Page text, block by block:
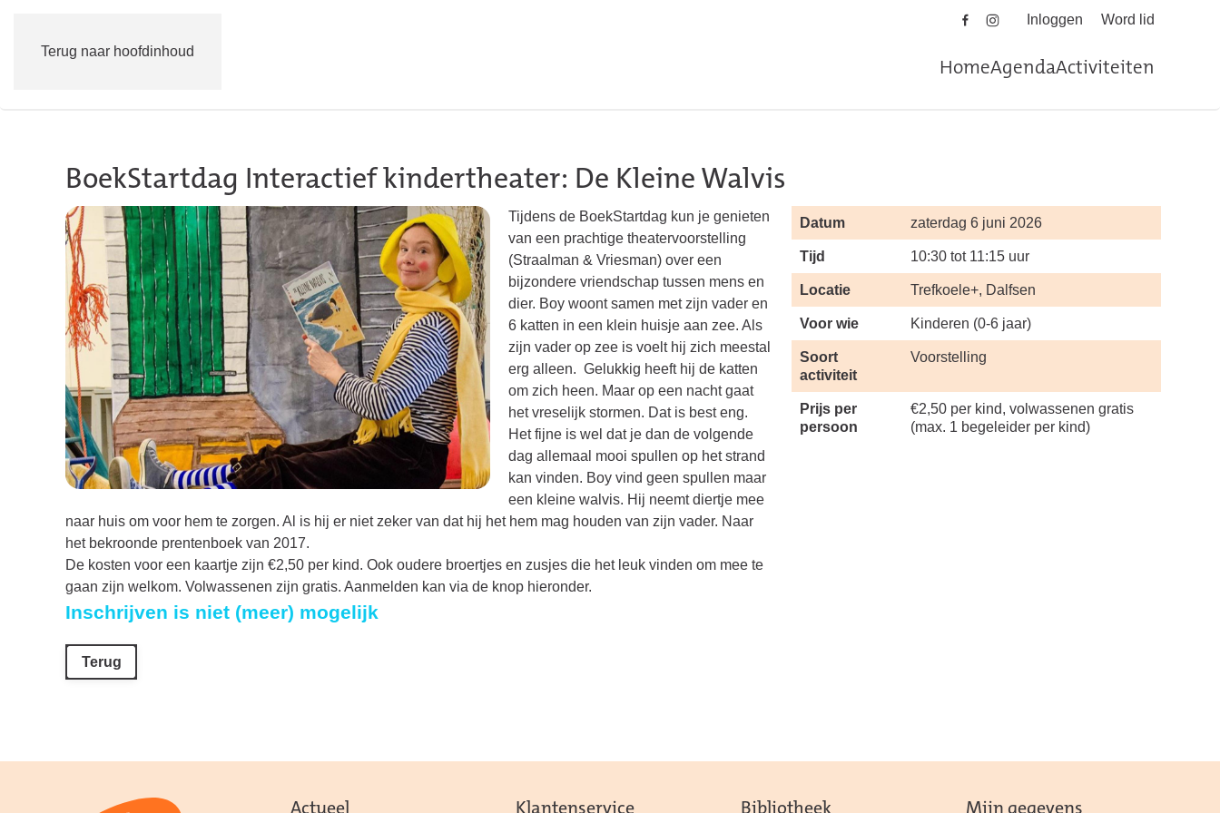
Terug naar hoofdinhoud
Inloggen Word lid
HomeAgendaActiviteiten
BoekStartdag Interactief kindertheater: De Kleine Walvis
Tijdens de BoekStartdag kun je genieten
van een prachtige theatervoorstelling
(Straalman & Vriesman) over een
bijzondere vriendschap tussen mens en
dier. Boy woont samen met zijn vader en
6 katten in een klein huisje aan zee. Als
zijn vader op zee is voelt hij zich meestal
erg alleen. Gelukkig heeft hij de katten
om zich heen. Maar op een nacht gaat
het vreselijk stormen. Dat is best eng.
Het fijne is wel dat je dan de volgende
dag allemaal mooi spullen op het strand
kan vinden. Boy vind geen spullen maar
een kleine walvis. Hij neemt diertje mee
naar huis om voor hem te zorgen. Al is hij er niet zeker van dat hij het hem mag houden van zijn vader. Naar
het bekroonde prentenboek van 2017.
De kosten voor een kaartje zijn €2,50 per kind. Ook oudere broertjes en zusjes die het leuk vinden om mee te
gaan zijn welkom. Volwassenen zijn gratis. Aanmelden kan via de knop hieronder.
Datum zaterdag 6 juni 2026
Tijd 10:30 tot 11:15 uur
Locatie Trefkoele+, Dalfsen
Voor wie Kinderen (0-6 jaar)
Soort
activiteit
Voorstelling
Prijs per
persoon
€2,50 per kind, volwassenen gratis
(max. 1 begeleider per kind)
Inschrijven is niet (meer) mogelijk
Terug
Actueel Klantenservice Bibliotheek Mijn gegevens